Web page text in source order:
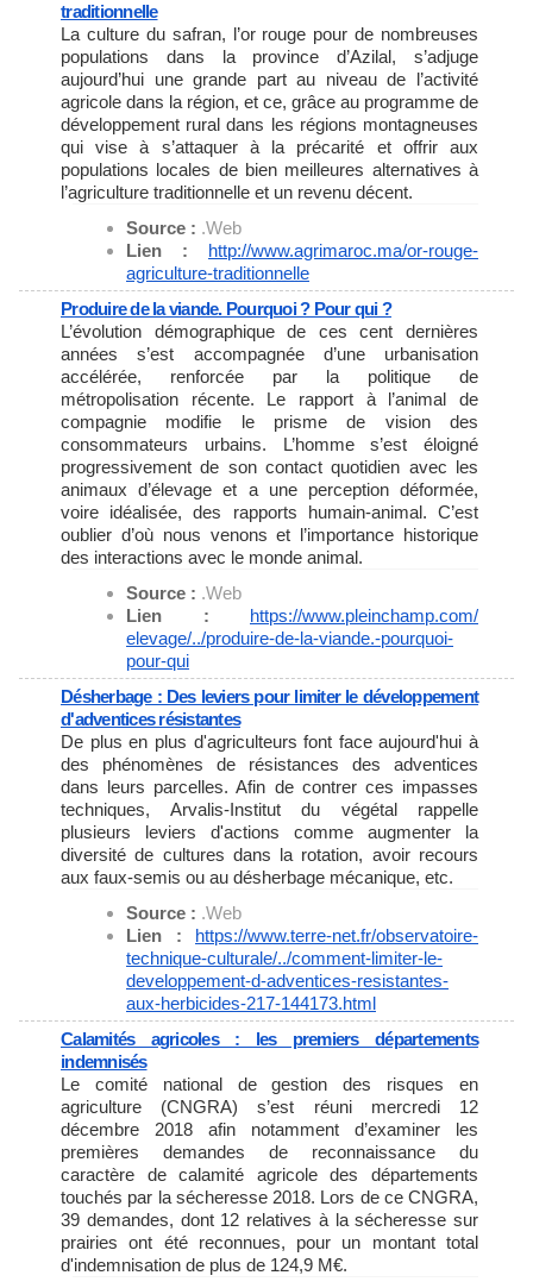
traditionnelle
La culture du safran, l’or rouge pour de nombreuses
populations dans la province d’Azilal, s’adjuge
aujourd’hui une grande part au niveau de l’activité
agricole dans la région, et ce, grâce au programme de
développement rural dans les régions montagneuses
qui vise à s’attaquer à la précarité et offrir aux
populations locales de bien meilleures alternatives à
l’agriculture traditionnelle et un revenu décent.
Source : .Web
Lien : http://www.agrimaroc.ma/or-rouge-
agriculture-traditionnelle
Produire de la viande. Pourquoi ? Pour qui ?
L’évolution démographique de ces cent dernières
années s’est accompagnée d’une urbanisation
accélérée, renforcée par la politique de
métropolisation récente. Le rapport à l’animal de
compagnie modifie le prisme de vision des
consommateurs urbains. L’homme s’est éloigné
progressivement de son contact quotidien avec les
animaux d’élevage et a une perception déformée,
voire idéalisée, des rapports humain-animal. C’est
oublier d’où nous venons et l’importance historique
des interactions avec le monde animal.
Source : .Web
Lien : https://www.pleinchamp.com/
elevage/../produire-de-la-viande.-pourquoi-
pour-qui
Désherbage : Des leviers pour limiter le développement
d'adventices résistantes
De plus en plus d'agriculteurs font face aujourd'hui à
des phénomènes de résistances des adventices
dans leurs parcelles. Afin de contrer ces impasses
techniques, Arvalis-Institut du végétal rappelle
plusieurs leviers d'actions comme augmenter la
diversité de cultures dans la rotation, avoir recours
aux faux-semis ou au désherbage mécanique, etc.
Source : .Web
Lien : https://www.terre-net.fr/observatoire-
technique-culturale/../comment-limiter-le-
developpement-d-adventices-resistantes-
aux-herbicides-217-144173.html
Calamités agricoles : les premiers départements
indemnisés
Le comité national de gestion des risques en
agriculture (CNGRA) s’est réuni mercredi 12
décembre 2018 afin notamment d’examiner les
premières demandes de reconnaissance du
caractère de calamité agricole des départements
touchés par la sécheresse 2018. Lors de ce CNGRA,
39 demandes, dont 12 relatives à la sécheresse sur
prairies ont été reconnues, pour un montant total
d'indemnisation de plus de 124,9 M€.